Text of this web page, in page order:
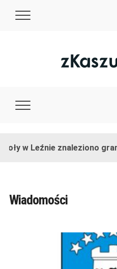
w Leźnie znaleziono granat!
Wiadomości